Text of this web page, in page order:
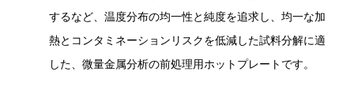
するなど、温度分布の均一性と純度を追求し、均一な加
熱とコンタミネーションリスクを低減した試料分解に適
した、微量金属分析の前処理用ホットプレートです。